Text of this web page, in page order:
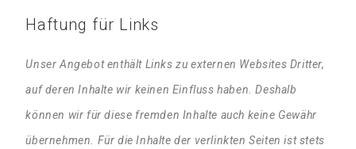
Haftung für Links
Unser Angebot enthält Links zu externen Websites Dritter,
auf deren Inhalte wir keinen Einfluss haben. Deshalb
können wir für diese fremden Inhalte auch keine Gewähr
übernehmen. Für die Inhalte der verlinkten Seiten ist stets